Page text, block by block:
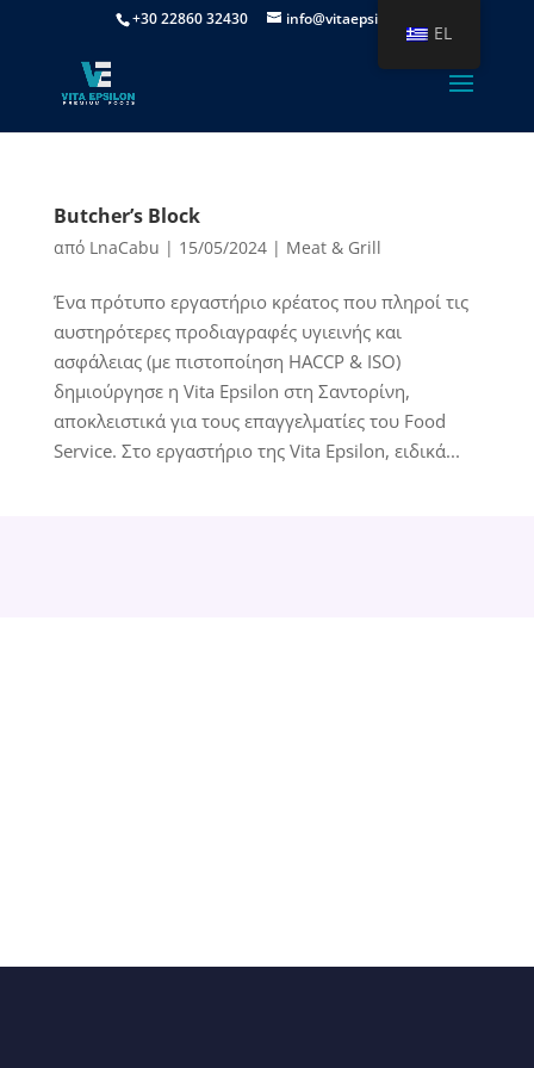
+30 22860 32430 info@vitaepsilon.gr
Butcher’s Block
από LnaCabu | 15/05/2024| Meat & Grill
Ένα πρότυπο εργαστήριο κρέατος που πληροί τις
αυστηρότερες προδιαγραφές υγιεινής και
ασφάλειας (με πιστοποίηση HACCP & ISO)
δημιούργησε η Vita Epsilon στη Σαντορίνη,
αποκλειστικά για τους επαγγελματίες του Food
Service. Στο εργαστήριο της Vita Epsilon, ειδικά...
EL